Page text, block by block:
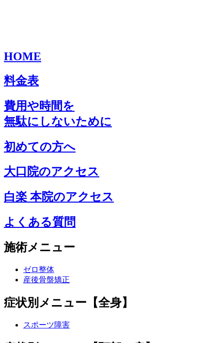
HOME
料金表
費用や時間を
無駄にしないために
初めての方へ
大口院のアクセス
白楽 本院のアクセス
よくある質問
施術メニュー
ゼロ整体
産後骨盤矯正
症状別メニュー【全身】
スポーツ障害